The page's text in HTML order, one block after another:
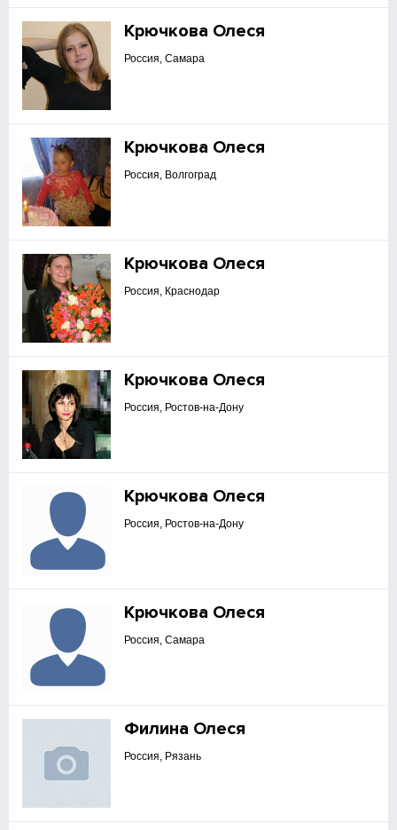
Крючкова Олеся
Россия, Самара
Крючкова Олеся
Россия, Волгоград
Крючкова Олеся
Россия, Краснодар
Крючкова Олеся
Россия, Ростов-на-Дону
Крючкова Олеся
Россия, Ростов-на-Дону
Крючкова Олеся
Россия, Самара
Филина Олеся
Россия, Рязань